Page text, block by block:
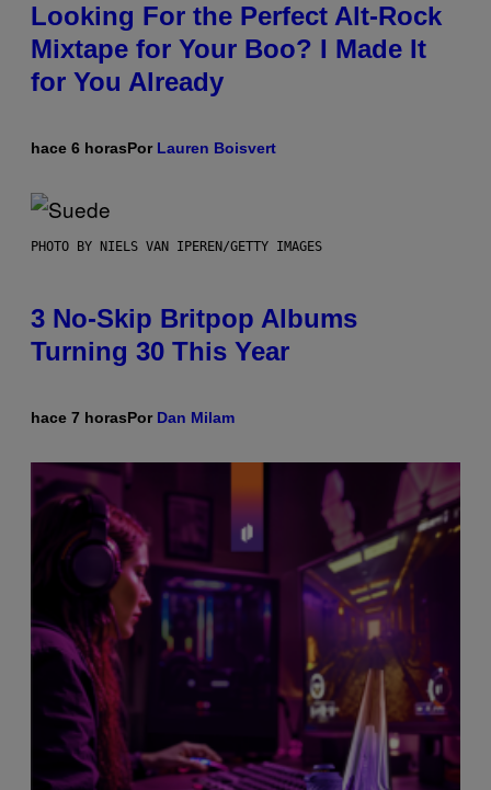
Looking For the Perfect Alt-Rock
Mixtape for Your Boo? I Made It
for You Already
hace 6 horasPor Lauren Boisvert
PHOTO BY NIELS VAN IPEREN/GETTY IMAGES
3 No-Skip Britpop Albums
Turning 30 This Year
hace 7 horasPor Dan Milam